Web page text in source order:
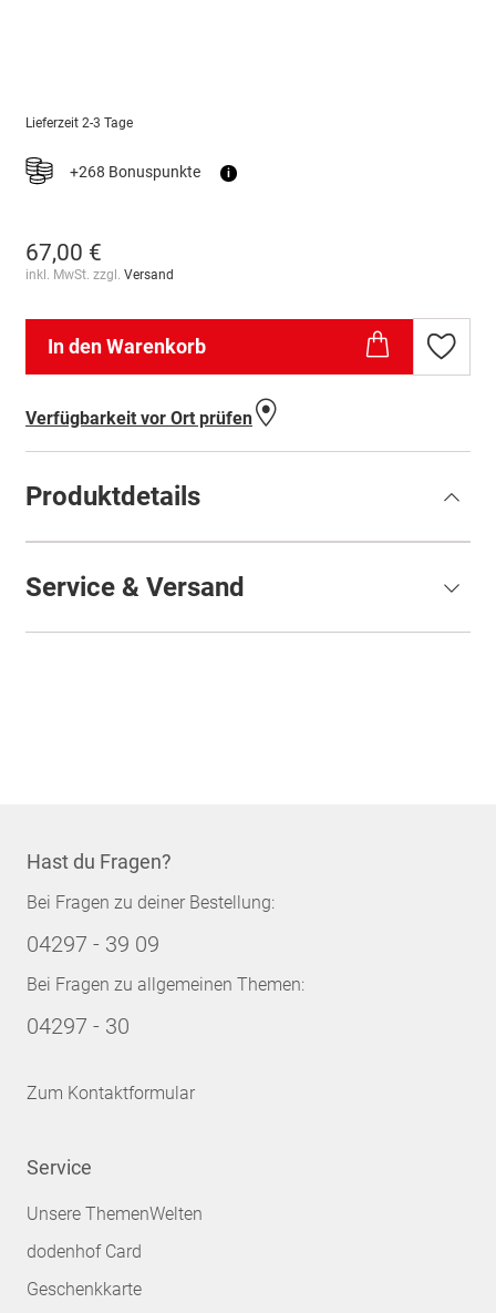
Lieferzeit 2-3 Tage
+268 Bonuspunkte i
67,00 €
inkl. MwSt. zzgl. Versand
In den Warenkorb
Zur
Verfügbarkeit vor Ort prüfen
Produktdetails
Service & Versand
Hast du Fragen?
Bei Fragen zu deiner Bestellung:
04297 - 39 09
Bei Fragen zu allgemeinen Themen:
04297 - 30
Zum Kontaktformular
Service
Unsere ThemenWelten
dodenhof Card
Geschenkkarte